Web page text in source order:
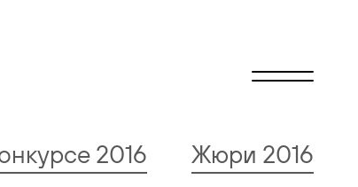
2016 Жюри 2016